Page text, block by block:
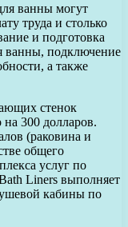
ванны могут
труда и столько
и подготовка
ванны, подключение
а также
стенок
300 долларов.
(раковина и
общего
услуг по
Liners выполняет
кабины по